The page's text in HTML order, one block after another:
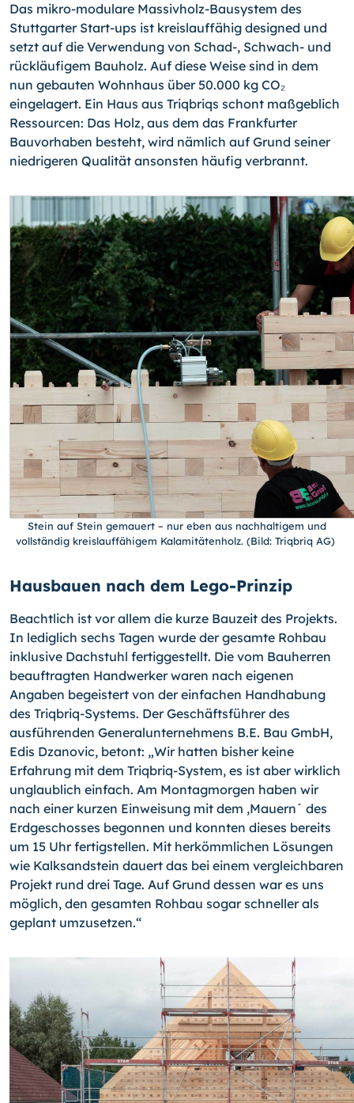
Das mikro-modulare Massivholz-Bausystem des
Stuttgarter Start-ups ist kreislauffähig designed und
setzt auf die Verwendung von Schad-, Schwach- und
rückläufigem Bauholz. Auf diese Weise sind in dem
nun gebauten Wohnhaus über 50.000 kg CO₂
eingelagert. Ein Haus aus Triqbriqs schont maßgeblich
Ressourcen: Das Holz, aus dem das Frankfurter
Bauvorhaben besteht, wird nämlich auf Grund seiner
niedrigeren Qualität ansonsten häufig verbrannt.
Stein auf Stein gemauert – nur eben aus nachhaltigem und
vollständig kreislauffähigem Kalamitätenholz. (Bild: Triqbriq AG)
Hausbauen nach dem Lego-Prinzip
Beachtlich ist vor allem die kurze Bauzeit des Projekts.
In lediglich sechs Tagen wurde der gesamte Rohbau
inklusive Dachstuhl fertiggestellt. Die vom Bauherren
beauftragten Handwerker waren nach eigenen
Angaben begeistert von der einfachen Handhabung
des Triqbriq-Systems. Der Geschäftsführer des
ausführenden Generalunternehmens B.E. Bau GmbH,
Edis Dzanovic, betont: „Wir hatten bisher keine
Erfahrung mit dem Triqbriq-System, es ist aber wirklich
unglaublich einfach. Am Montagmorgen haben wir
nach einer kurzen Einweisung mit dem ‚Mauern´ des
Erdgeschosses begonnen und konnten dieses bereits
um 15 Uhr fertigstellen. Mit herkömmlichen Lösungen
wie Kalksandstein dauert das bei einem vergleichbaren
Projekt rund drei Tage. Auf Grund dessen war es uns
möglich, den gesamten Rohbau sogar schneller als
geplant umzusetzen.“